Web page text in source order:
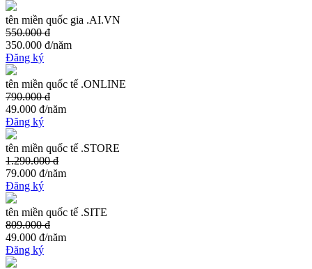
tên miền quốc gia .AI.VN
550.000 đ
350.000 đ/năm
Đăng ký
tên miền quốc tế .ONLINE
790.000 đ
49.000 đ/năm
Đăng ký
tên miền quốc tế .STORE
1.290.000 đ
79.000 đ/năm
Đăng ký
tên miền quốc tế .SITE
809.000 đ
49.000 đ/năm
Đăng ký